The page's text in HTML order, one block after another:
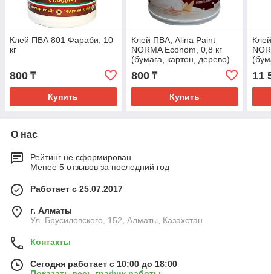
Клей ПВА 801 Фараби, 10
кг
800 ₸
Купить
Клей ПВА, Alina Paint
NORMA Econom, 0,8 кг
(бумага, картон, дерево)
(АЛИНА ПЭЙНТ НОРМА
ЭКОНОМ 0,8)
800₸
Купить
11
О нас
Рейтинг не сформирован
Менее 5 отзывов за последний год
Работает с 25.07.2017
г. Алматы
Ул. Брусиловского, 152, Алматы, Казахстан
Контакты
Сегодня работает с 10:00 до 18:00